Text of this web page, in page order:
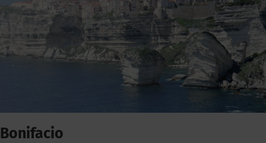
Bonifacio